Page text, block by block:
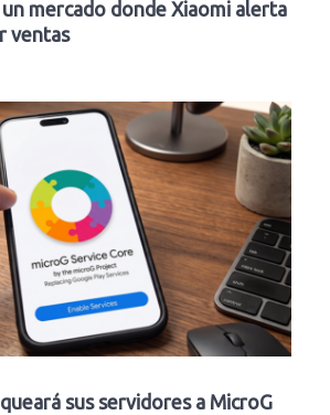
mercado donde Xiaomi alerta
ventas
sus servidores a MicroG